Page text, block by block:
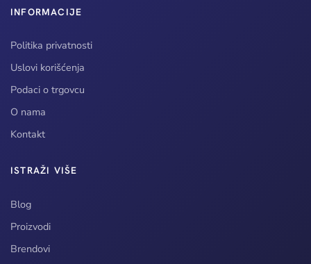
INFORMACIJE
Politika privatnosti
Uslovi korišćenja
Podaci o trgovcu
O nama
Kontakt
ISTRAŽI VIŠE
Blog
Proizvodi
Brendovi